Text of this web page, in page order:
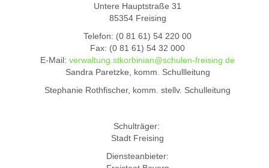
Untere Hauptstraße 31
85354 Freising
Telefon: (0 81 61) 54 220 00
Fax: (0 81 61) 54 32 000
E-Mail: verwaltung.stkorbinian@schulen-freising.de
Sandra Paretzke, komm. Schullleitung
Stephanie Rothfischer, komm. stellv. Schulleitung
Schulträger:
Stadt Freising
Diensteanbieter: